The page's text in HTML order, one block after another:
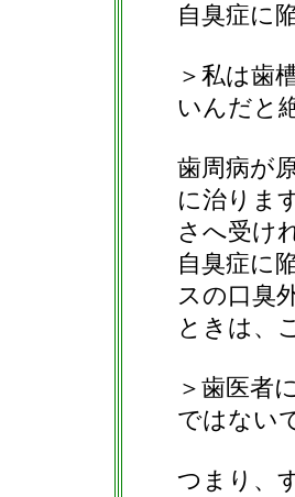
自臭症に
＞私は歯
いんだと
歯周病が
に治りま
さへ受け
自臭症に
スの口臭
ときは、
＞歯医者
ではない
つまり、